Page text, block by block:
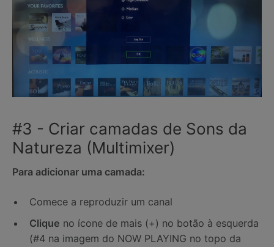
#3 - Criar camadas de Sons da
Natureza (Multimixer)
Para adicionar uma camada:
Comece a reproduzir um canal
Clique no ícone de mais (+) no botão à esquerda
(#4 na imagem do NOW PLAYING no topo da